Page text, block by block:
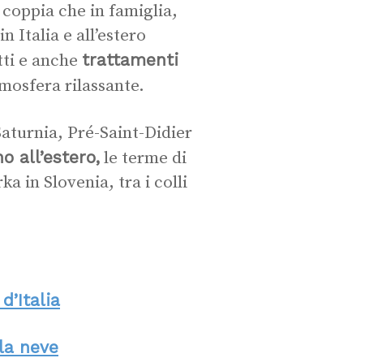
coppia che in famiglia,
Italia e all’estero
e anche trattamenti
rilassante.
Pré-Saint-Didier
all’estero, le terme di
in Slovenia, tra i colli
neve